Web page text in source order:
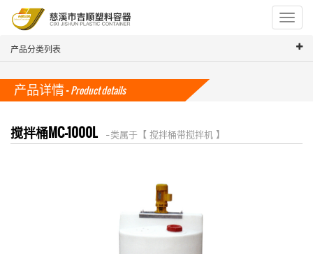
Toggle
产品分类列表
产品详情 -Product details
搅拌桶MC-1000L -- 类属于【 搅拌桶带搅拌机 】